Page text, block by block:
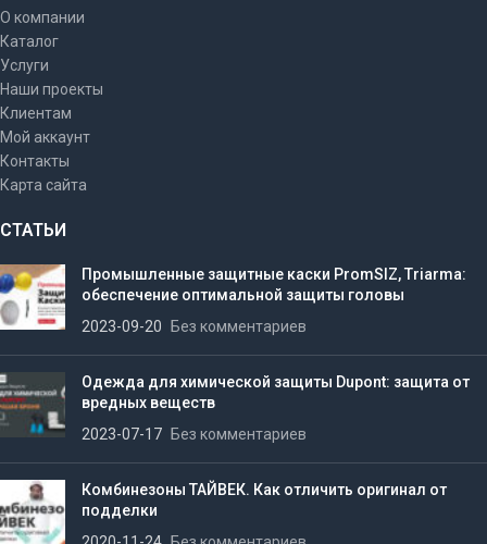
О компании
Каталог
Услуги
Наши проекты
Клиентам
Мой аккаунт
Контакты
Карта сайта
СТАТЬИ
Промышленные защитные каски PromSIZ, Triarma:
обеспечение оптимальной защиты головы
2023-09-20
Без комментариев
Одежда для химической защиты Dupont: защита от
вредных веществ
2023-07-17
Без комментариев
Комбинезоны ТАЙВЕК. Как отличить оригинал от
подделки